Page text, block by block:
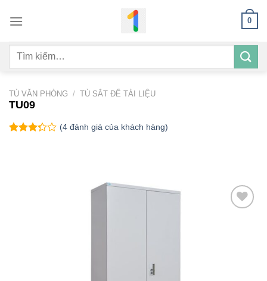
qua
dung
0
Tìm
TỦ VĂN PHÒNG / TỦ SẮT ĐỂ TÀI LIỆU
TU09
(4đánh giá của khách hàng)